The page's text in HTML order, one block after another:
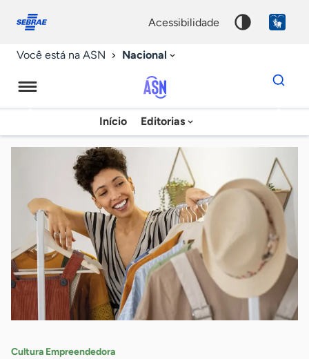
conosco
acessibilidade
Você está na ASN Nacional
Agência
Sebrae
Notícias
Início Editorias
Dados
para
chave
Cultura Empreendedora